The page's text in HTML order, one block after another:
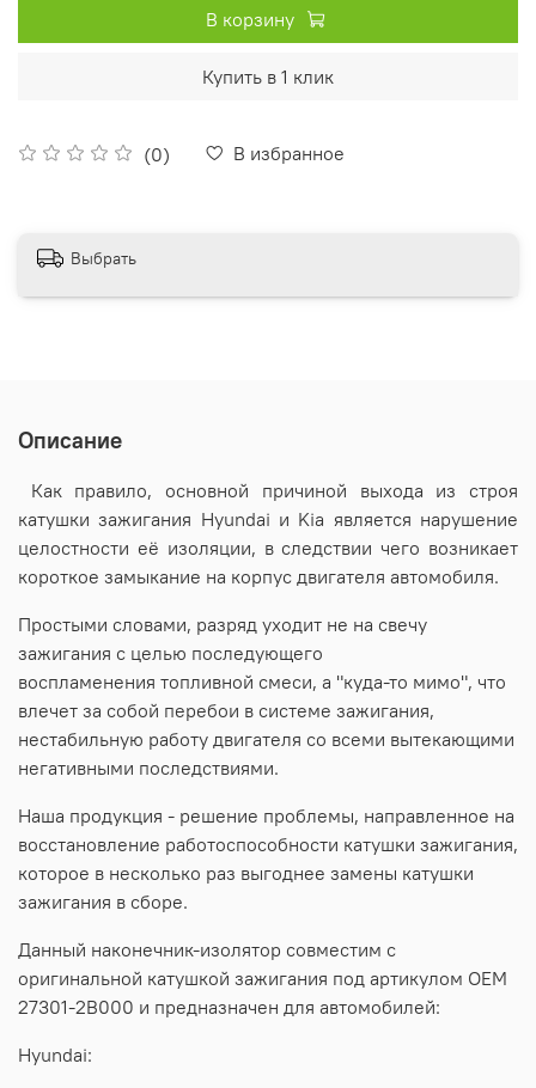
(0) В избранное
В корзину
Купить в 1 клик
Выбрать
Описание
Как правило, основной причиной выхода из строя
катушки зажигания Hyundai и Kia является нарушение
целостности её изоляции, в следствии чего возникает
короткое замыкание на корпус двигателя автомобиля.
Простыми словами, разряд уходит не на свечу
зажигания с целью последующего
воспламенения топливной смеси, а "куда-то мимо", что
влечет за собой перебои в системе зажигания,
нестабильную работу двигателя со всеми вытекающими
негативными последствиями.
Наша продукция - решение проблемы, направленное на
восстановление работоспособности катушки зажигания,
которое в несколько раз выгоднее замены катушки
зажигания в сборе.
Данный наконечник-изолятор совместим с
оригинальной катушкой зажигания под артикулом OEM
27301-2B000 и предназначен для автомобилей:
Hyundai: